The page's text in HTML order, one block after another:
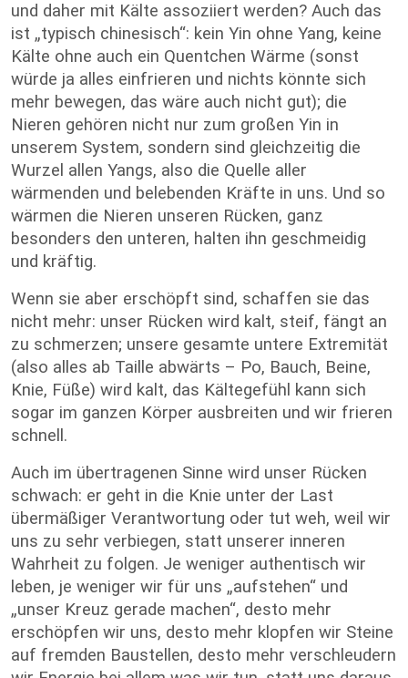
und daher mit Kälte assoziiert werden? Auch das
ist „typisch chinesisch“: kein Yin ohne Yang, keine
Kälte ohne auch ein Quentchen Wärme (sonst
würde ja alles einfrieren und nichts könnte sich
mehr bewegen, das wäre auch nicht gut); die
Nieren gehören nicht nur zum großen Yin in
unserem System, sondern sind gleichzeitig die
Wurzel allen Yangs, also die Quelle aller
wärmenden und belebenden Kräfte in uns. Und so
wärmen die Nieren unseren Rücken, ganz
besonders den unteren, halten ihn geschmeidig
und kräftig.
Wenn sie aber erschöpft sind, schaffen sie das
nicht mehr: unser Rücken wird kalt, steif, fängt an
zu schmerzen; unsere gesamte untere Extremität
(also alles ab Taille abwärts – Po, Bauch, Beine,
Knie, Füße) wird kalt, das Kältegefühl kann sich
sogar im ganzen Körper ausbreiten und wir frieren
schnell.
Auch im übertragenen Sinne wird unser Rücken
schwach: er geht in die Knie unter der Last
übermäßiger Verantwortung oder tut weh, weil wir
uns zu sehr verbiegen, statt unserer inneren
Wahrheit zu folgen. Je weniger authentisch wir
leben, je weniger wir für uns „aufstehen“ und
„unser Kreuz gerade machen“, desto mehr
erschöpfen wir uns, desto mehr klopfen wir Steine
auf fremden Baustellen, desto mehr verschleudern